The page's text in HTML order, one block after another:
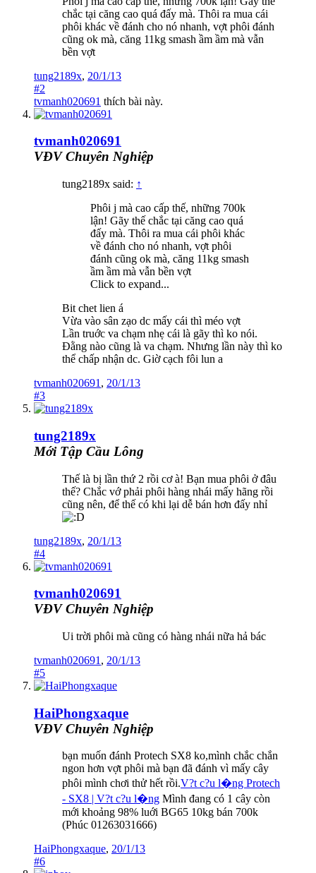
chắc tại căng cao quá đấy mà. Thôi ra mua cái
phôi khác về đánh cho nó nhanh, vợt phôi đánh
cũng ok mà, căng 11kg smash ầm ầm mà vẫn
bền vợt
tung2189x, 20/1/13
#2
tvmanh020691 thích bài này.
tvmanh020691
VĐV Chuyên Nghiệp
tung2189x said: ↑
Phôi j mà cao cấp thế, những 700k
lận! Gãy thế chắc tại căng cao quá
đấy mà. Thôi ra mua cái phôi khác
về đánh cho nó nhanh, vợt phôi
đánh cũng ok mà, căng 11kg smash
ầm ầm mà vẫn bền vợt
Click to expand...
Bit chet lien á
Vừa vào sân zạo dc mấy cái thì méo vợt
Lần truớc va chạm nhẹ cái là gãy thì ko nói.
Đằng nào cũng là va chạm. Nhưng lần này thì ko
thể chấp nhận dc. Giờ cạch fôi lun a
tvmanh020691 , 20/1/13
#3
tung2189x
Mới Tập Cầu Lông
Thế là bị lần thứ 2 rồi cơ à! Bạn mua phôi ở đâu
thế? Chắc vớ phải phôi hàng nhái mấy hãng rồi
cũng nên, để thế có khi lại dễ bán hơn đấy nhỉ
tung2189x, 20/1/13
#4
tvmanh020691
VĐV Chuyên Nghiệp
Ui trời phôi mà cũng có hàng nhái nữa hả bác
tvmanh020691 , 20/1/13
#5
HaiPhongxaque
VĐV Chuyên Nghiệp
bạn muốn đánh Protech SX8 ko,mình chắc chắn
ngon hơn vợt phôi mà bạn đã đánh vì mấy cây
phôi mình chơi thử hết rồi.V?t c?u l�ng Protech
- SX8 | V?t c?u l�ng Mình đang có 1 cây còn
mới khoảng 98% luới BG65 10kg bán 700k
(Phúc 01263031666)
HaiPhongxaque, 20/1/13
#6